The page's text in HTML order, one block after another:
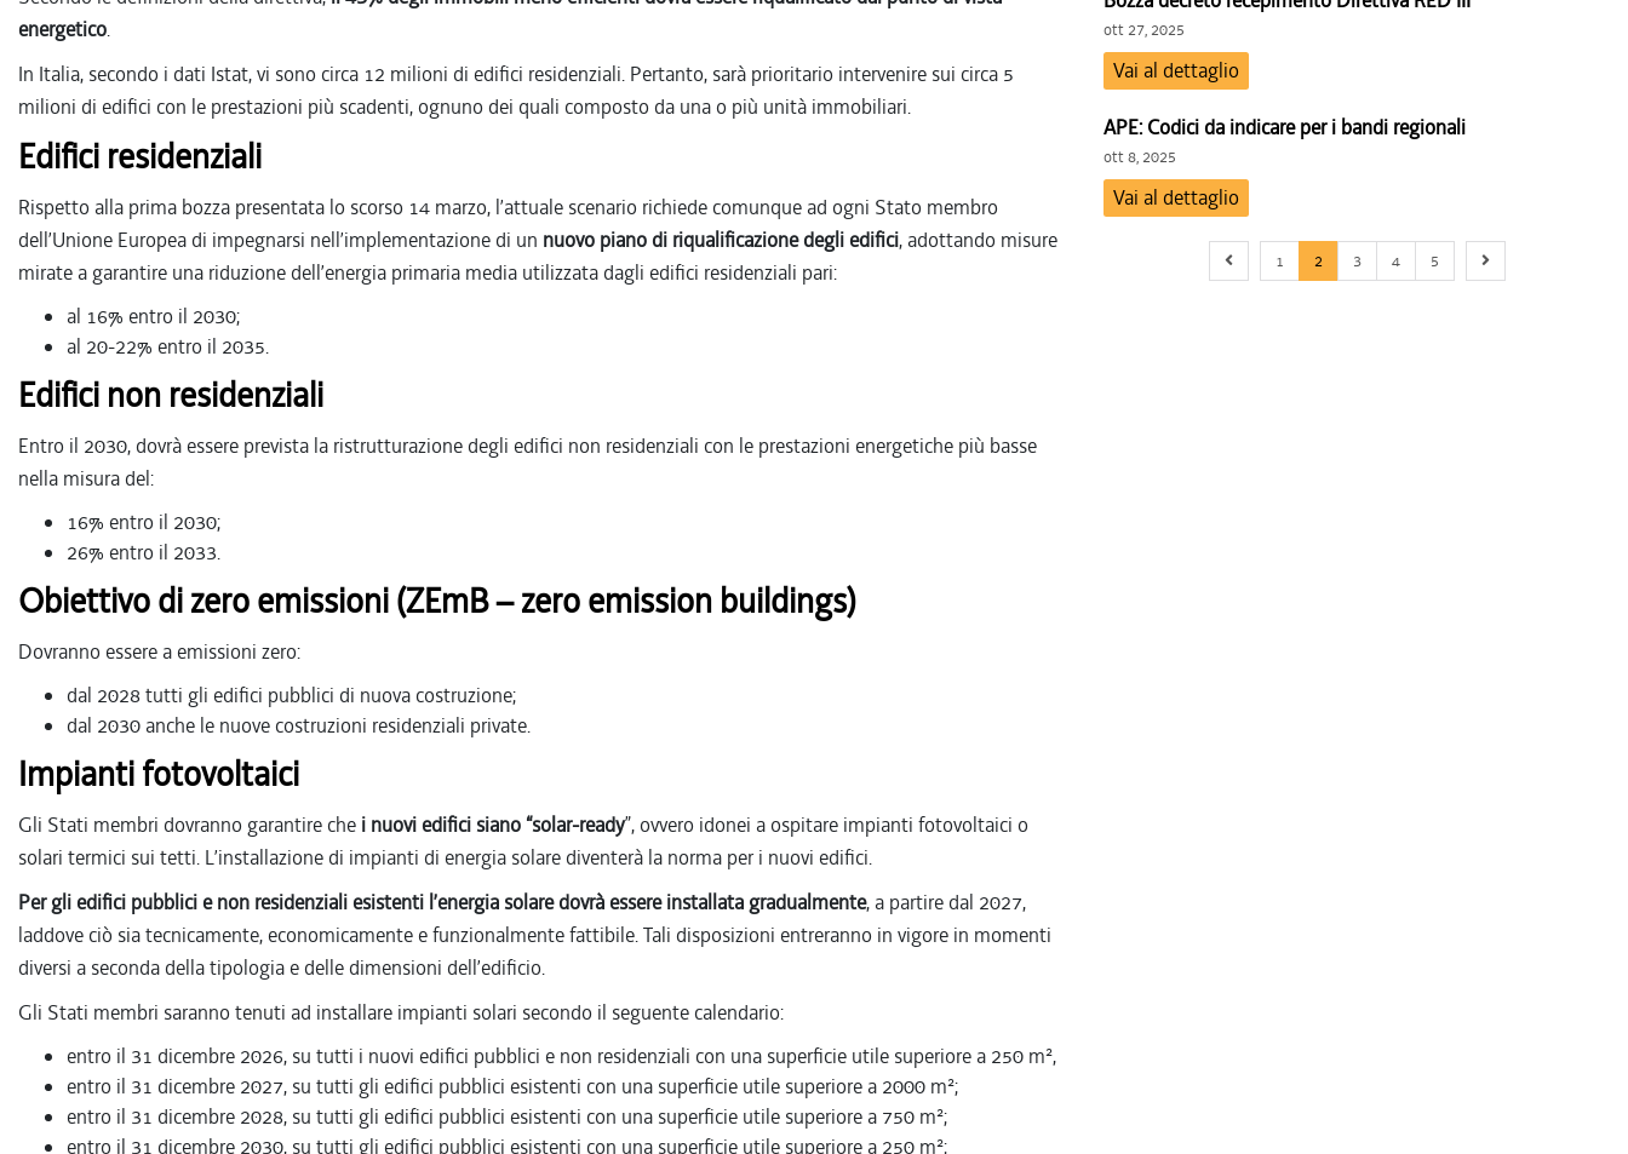
energetico.
In Italia, secondo i dati Istat, vi sono circa 12 milioni di edifici residenziali. Pertanto, sarà prioritario intervenire sui circa 5
milioni di edifici con le prestazioni più scadenti, ognuno dei quali composto da una o più unità immobiliari.
Edifici residenziali
Rispetto alla prima bozza presentata lo scorso 14 marzo, l’attuale scenario richiede comunque ad ogni Stato membro
dell’Unione Europea di impegnarsi nell’implementazione di un nuovo piano di riqualificazione degli edifici, adottando misure
mirate a garantire una riduzione dell’energia primaria media utilizzata dagli edifici residenziali pari:
al 16% entro il 2030;
al 20-22% entro il 2035.
Edifici non residenziali
Entro il 2030, dovrà essere prevista la ristrutturazione degli edifici non residenziali con le prestazioni energetiche più basse
nella misura del:
16% entro il 2030;
26% entro il 2033.
Obiettivo di zero emissioni (ZEmB – zero emission buildings)
Dovranno essere a emissioni zero:
dal 2028 tutti gli edifici pubblici di nuova costruzione;
dal 2030 anche le nuove costruzioni residenziali private.
Impianti fotovoltaici
Gli Stati membri dovranno garantire che i nuovi edifici siano “solar-ready”, ovvero idonei a ospitare impianti fotovoltaici o
solari termici sui tetti. L’installazione di impianti di energia solare diventerà la norma per i nuovi edifici.
Per gli edifici pubblici e non residenziali esistenti l’energia solare dovrà essere installata gradualmente, a partire dal 2027,
laddove ciò sia tecnicamente, economicamente e funzionalmente fattibile. Tali disposizioni entreranno in vigore in momenti
diversi a seconda della tipologia e delle dimensioni dell’edificio.
Gli Stati membri saranno tenuti ad installare impianti solari secondo il seguente calendario:
entro il 31 dicembre 2026, su tutti i nuovi edifici pubblici e non residenziali con una superficie utile superiore a 250 m²,
entro il 31 dicembre 2027, su tutti gli edifici pubblici esistenti con una superficie utile superiore a 2000 m²;
entro il 31 dicembre 2028, su tutti gli edifici pubblici esistenti con una superficie utile superiore a 750 m²;
entro il 31 dicembre 2030, su tutti gli edifici pubblici esistenti con una superficie utile superiore a 250 m²;
ott 27, 2025
Vai al dettaglio
APE: Codici da indicare per i bandi regionali
ott 8, 2025
Vai al dettaglio
Previous page
1 2 3 4 5 Next page